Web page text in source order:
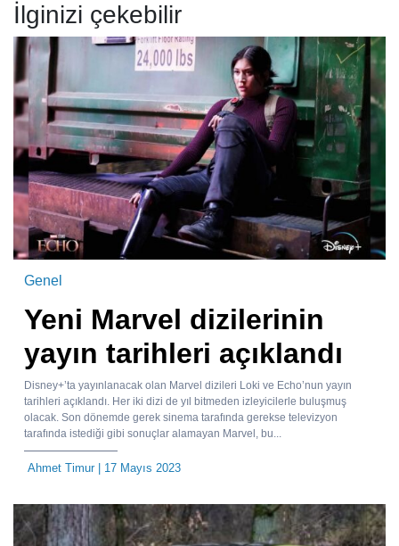
İlginizi çekebilir
Genel
Yeni Marvel dizilerinin
yayın tarihleri açıklandı
Disney+’ta yayınlanacak olan Marvel dizileri Loki ve Echo’nun yayın
tarihleri açıklandı. Her iki dizi de yıl bitmeden izleyicilerle buluşmuş
olacak. Son dönemde gerek sinema tarafında gerekse televizyon
tarafında istediği gibi sonuçlar alamayan Marvel, bu...
Ahmet Timur| 17 Mayıs 2023